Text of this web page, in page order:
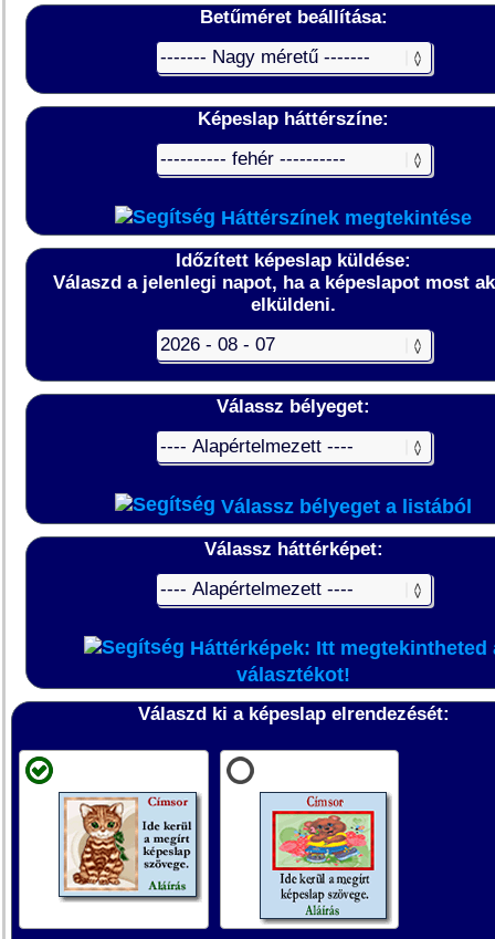
Betűméret beállítása:
Képeslap háttérszíne:
Háttérszínek megtekintése
Időzített képeslap küldése:
Válaszd a jelenlegi napot, ha a képeslapot most
elküldeni.
Válassz bélyeget:
Válassz bélyeget a listából
Válassz háttérképet:
Háttérképek: Itt megtekintheted
választékot!
Válaszd ki a képeslap elrendezését: